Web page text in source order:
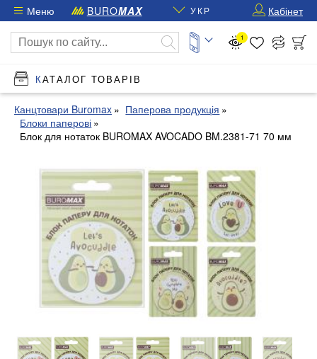
Меню BUROMAX УКР Кабінет
1
КАТАЛОГ ТОВАРІВ
Канцтовари Buromax
Паперова продукція
Блоки паперові
Блок для нотаток BUROMAX AVOCADO BM.2381-71 70 мм